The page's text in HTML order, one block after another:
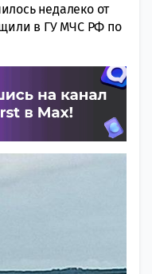
недалеко от
в ГУ МЧС РФ по